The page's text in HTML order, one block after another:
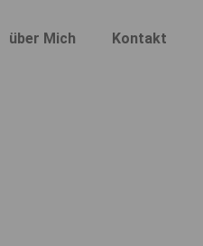
über Mich Kontakt